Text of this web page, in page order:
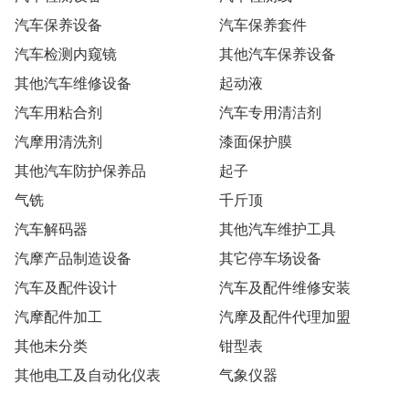
汽车保养设备
汽车保养套件
汽车检测内窥镜
其他汽车保养设备
其他汽车维修设备
起动液
汽车用粘合剂
汽车专用清洁剂
汽摩用清洗剂
漆面保护膜
其他汽车防护保养品
起子
气铣
千斤顶
汽车解码器
其他汽车维护工具
汽摩产品制造设备
其它停车场设备
汽车及配件设计
汽车及配件维修安装
汽摩配件加工
汽摩及配件代理加盟
其他未分类
钳型表
其他电工及自动化仪表
气象仪器